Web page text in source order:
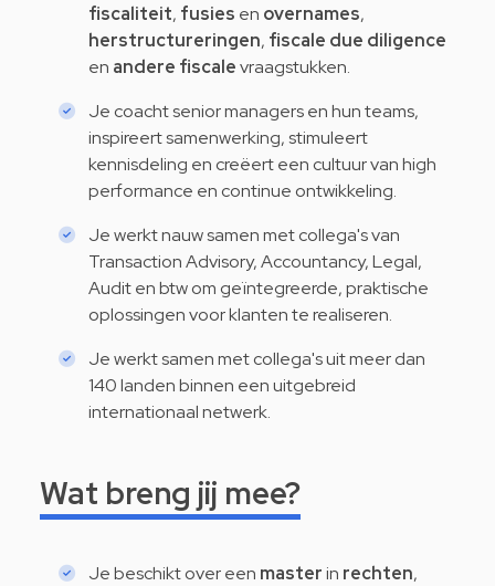
fiscaliteit, fusies en overnames,
herstructureringen, fiscale due diligence
en andere fiscalevraagstukken.
Je coacht senior managers en hun teams,
inspireert samenwerking, stimuleert
kennisdeling en creëert een cultuur van high
performance en continue ontwikkeling.
Je werkt nauw samen met collega's van
Transaction Advisory, Accountancy, Legal,
Audit en btw om geïntegreerde, praktische
oplossingen voor klanten te realiseren.
Je werkt samen met collega's uit meer dan
140 landen binnen een uitgebreid
internationaal netwerk.
Wat breng jij mee?
Je beschikt over een masterin rechten,